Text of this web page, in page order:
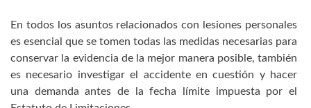
En todos los asuntos relacionados con lesiones personales
es esencial que se tomen todas las medidas necesarias para
conservar la evidencia de la mejor manera posible, también
es necesario investigar el accidente en cuestión y hacer
una demanda antes de la fecha límite impuesta por el